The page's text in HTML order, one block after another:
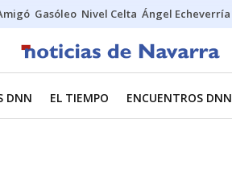
Gasóleo Nivel Celta Ángel Echeverría
DNN EL TIEMPO ENCUENTROS DNN